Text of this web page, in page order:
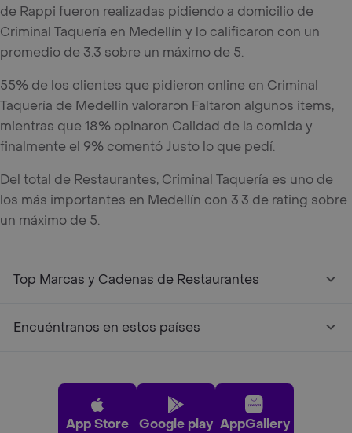
de Rappi fueron realizadas pidiendo a domicilio de
Criminal Taquería en Medellín y lo calificaron con un
promedio de 3.3 sobre un máximo de 5.
55% de los clientes que pidieron online en Criminal
Taquería de Medellín valoraron Faltaron algunos items,
mientras que 18% opinaron Calidad de la comida y
finalmente el 9% comentó Justo lo que pedí.
Del total de Restaurantes, Criminal Taquería es uno de
los más importantes en Medellín con 3.3 de rating sobre
un máximo de 5.
Top Marcas y Cadenas de Restaurantes
Encuéntranos en estos países
App Store Google play AppGallery